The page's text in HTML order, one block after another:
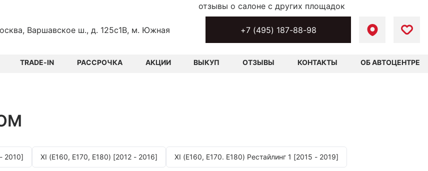
Варшавское ш., д. 125с1В, м. Южная +7 (495) 187-88-98
TRADE-IN РАССРОЧКА АКЦИИ ВЫКУП ОТЗЫВЫ КОНТАКТЫ ОБ АВТОЦЕНТРЕ
отзывы о салоне с других площадок
2010] XI (E160, E170, E180) [2012 - 2016] XI (E160, E170. E180) Рестайлинг 1 [2015 - 2019]